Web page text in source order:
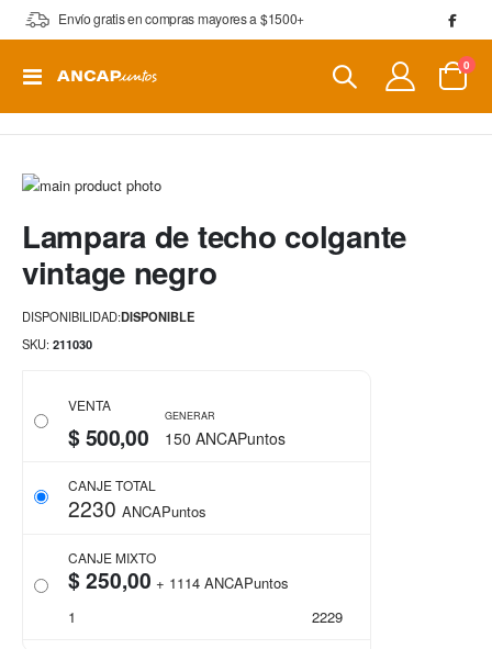
Envío gratis en compras mayores a $1500+
Toggle
Cart
0
Saltar
final
de
la
de
imágenes
al
comienzo
de
galería
de
Lampara de techo colgante
vintage negro
DISPONIBILIDAD:DISPONIBLE
SKU 211030
VENTA
$ 500,00
GENERAR
150 ANCAPuntos
CANJE TOTAL
2230ANCAPuntos
CANJE MIXTO
$ 250,00 + 1114 ANCAPuntos
1
2229